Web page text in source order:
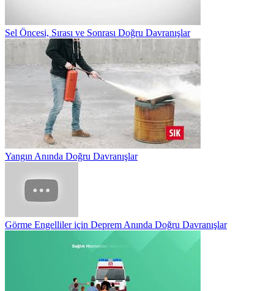
Sel Öncesi, Sırası ve Sonrası Doğru Davranışlar
Yangın Anında Doğru Davranışlar
Görme Engelliler için Deprem Anında Doğru Davranışlar